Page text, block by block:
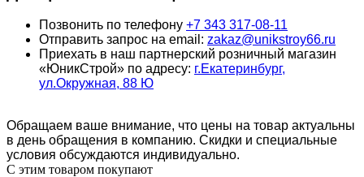
Позвонить по телефону +7 343 317-08-11
Отправить запрос на email: zakaz@unikstroy66.ru
Приехать в наш партнерский розничный магазин
«ЮникСтрой» по адресу: г.Екатеринбург,
ул.Окружная, 88 Ю
Обращаем ваше внимание, что цены на товар актуальны
в день обращения в компанию. Скидки и специальные
условия обсуждаются индивидуально.
С этим товаром покупают